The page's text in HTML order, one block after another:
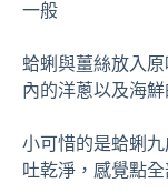
一般
蛤蜊與薑絲放入
內的洋蔥以及海
小可惜的是蛤蜊
吐乾淨，感覺點